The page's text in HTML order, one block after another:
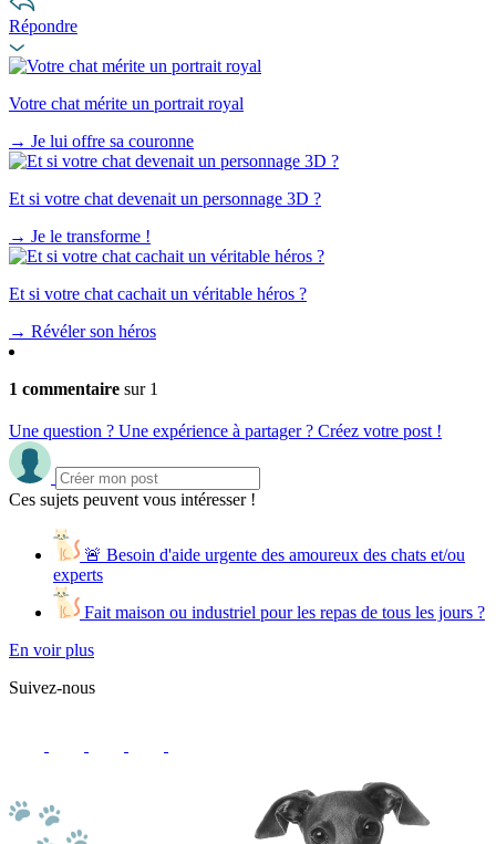
Répondre
Votre chat mérite un portrait royal
→ Je lui offre sa couronne
Et si votre chat devenait un personnage 3D ?
→ Je le transforme !
Et si votre chat cachait un véritable héros ?
→ Révéler son héros
1 commentaire sur 1
Une question ? Une expérience à partager ? Créez votre post !
Ces sujets peuvent vous intéresser !
🚨 Besoin d'aide urgente des amoureux des chats et/ou
experts
Fait maison ou industriel pour les repas de tous les jours ?
En voir plus
Suivez-nous